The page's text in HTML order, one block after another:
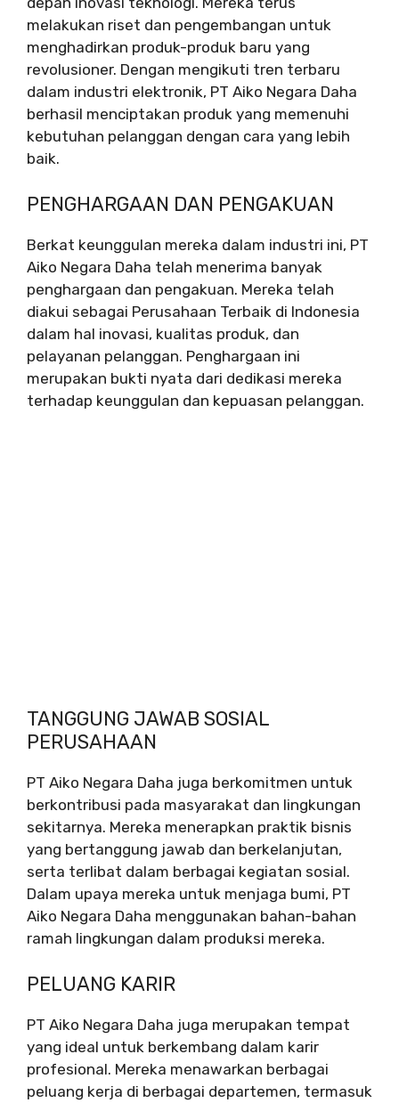
melakukan riset dan pengembangan untuk
menghadirkan produk-produk baru yang
revolusioner. Dengan mengikuti tren terbaru
dalam industri elektronik, PT Aiko Negara Daha
berhasil menciptakan produk yang memenuhi
kebutuhan pelanggan dengan cara yang lebih
baik.
PENGHARGAAN DAN PENGAKUAN
Berkat keunggulan mereka dalam industri ini, PT
Aiko Negara Daha telah menerima banyak
penghargaan dan pengakuan. Mereka telah
diakui sebagai Perusahaan Terbaik di Indonesia
dalam hal inovasi, kualitas produk, dan
pelayanan pelanggan. Penghargaan ini
merupakan bukti nyata dari dedikasi mereka
terhadap keunggulan dan kepuasan pelanggan.
TANGGUNG JAWAB SOSIAL
PERUSAHAAN
PT Aiko Negara Daha juga berkomitmen untuk
berkontribusi pada masyarakat dan lingkungan
sekitarnya. Mereka menerapkan praktik bisnis
yang bertanggung jawab dan berkelanjutan,
serta terlibat dalam berbagai kegiatan sosial.
Dalam upaya mereka untuk menjaga bumi, PT
Aiko Negara Daha menggunakan bahan-bahan
ramah lingkungan dalam produksi mereka.
PELUANG KARIR
PT Aiko Negara Daha juga merupakan tempat
yang ideal untuk berkembang dalam karir
profesional. Mereka menawarkan berbagai
peluang kerja di berbagai departemen, termasuk